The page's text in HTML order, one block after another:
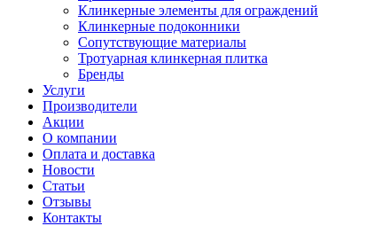
Клинкерные элементы для ограждений
Клинкерные подоконники
Сопутствующие материалы
Тротуарная клинкерная плитка
Бренды
Услуги
Производители
Акции
О компании
Оплата и доставка
Новости
Статьи
Отзывы
Контакты